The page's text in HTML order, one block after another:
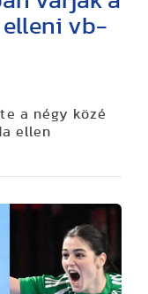
elleni vb-
a négy közé
ellen